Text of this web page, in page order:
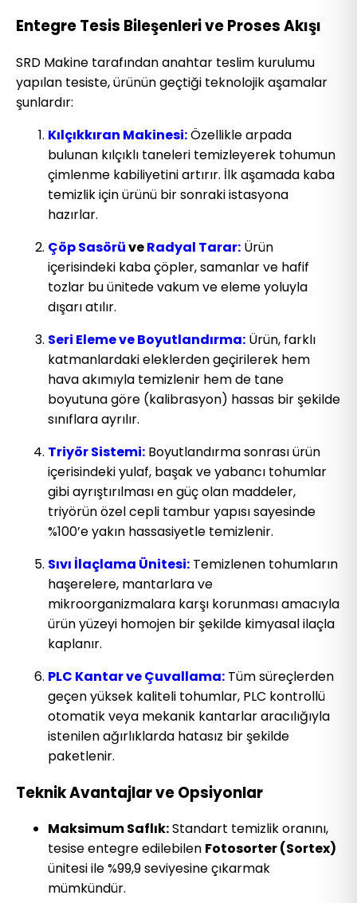
Entegre Tesis Bileşenleri ve Proses Akışı
SRD Makine tarafından anahtar teslim kurulumu
yapılan tesiste, ürünün geçtiği teknolojik aşamalar
şunlardır:
Kılçıkkıran Makinesi:Özellikle arpada
bulunan kılçıklı taneleri temizleyerek tohumun
çimlenme kabiliyetini artırır. İlk aşamada kaba
temizlik için ürünü bir sonraki istasyona
hazırlar.
Çöp SasörüveRadyal Tarar: Ürün
içerisindeki kaba çöpler, samanlar ve hafif
tozlar bu ünitede vakum ve eleme yoluyla
dışarı atılır.
Seri Eleme ve Boyutlandırma: Ürün, farklı
katmanlardaki eleklerden geçirilerek hem
hava akımıyla temizlenir hem de tane
boyutuna göre (kalibrasyon) hassas bir şekilde
sınıflara ayrılır.
Triyör Sistemi: Boyutlandırma sonrası ürün
içerisindeki yulaf, başak ve yabancı tohumlar
gibi ayrıştırılması en güç olan maddeler,
triyörün özel cepli tambur yapısı sayesinde
%100’e yakın hassasiyetle temizlenir.
Sıvı İlaçlama Ünitesi: Temizlenen tohumların
haşerelere, mantarlara ve
mikroorganizmalara karşı korunması amacıyla
ürün yüzeyi homojen bir şekilde kimyasal ilaçla
kaplanır.
PLC Kantar ve Çuvallama: Tüm süreçlerden
geçen yüksek kaliteli tohumlar, PLC kontrollü
otomatik veya mekanik kantarlar aracılığıyla
istenilen ağırlıklarda hatasız bir şekilde
paketlenir.
Teknik Avantajlar ve Opsiyonlar
Maksimum Saflık:Standart temizlik oranını,
tesise entegre edilebilen Fotosorter (Sortex)
ünitesi ile %99,9 seviyesine çıkarmak
mümkündür.